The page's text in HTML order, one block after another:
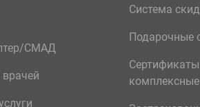
СМАД
Система
Подарочные